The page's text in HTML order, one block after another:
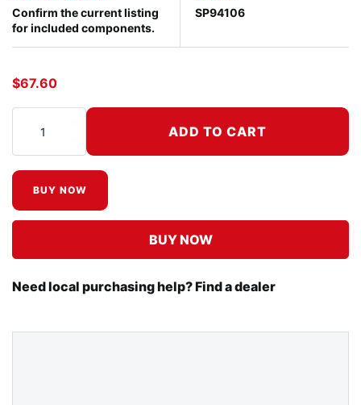
Confirm the current listing
for included components.
SP94106
$67.60
Grinder/Rotary Hammer Battery Charger V2 cantidad
ADD TO CART
BUY NOW
BUY NOW
Need local purchasing help? Find a dealer